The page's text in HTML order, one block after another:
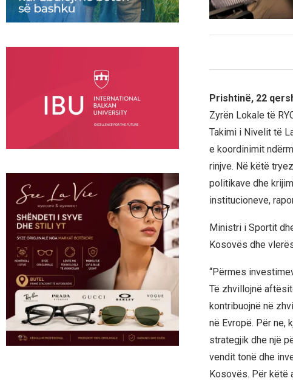
Prishtinë, 22
Zyrën Lokale të
Takimi i Nivelit të
e koordinimit
rinjve. Në këtë
politikave dhe
institucioneve,
Ministri i Sportit
Kosovës dhe
“Përmes
Të zhvillojnë
kontribuojnë në
në Evropë. Për ne,
strategjik dhe një
vendit tonë dhe
Kosovës. Për këtë